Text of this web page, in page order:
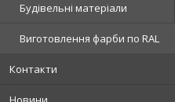
Будівельні матеріали
Виготовлення фарби по RAL
Контакти